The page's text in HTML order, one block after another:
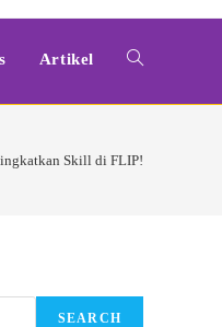
Artikel Toggle
Skill di FLIP!
SEARCH